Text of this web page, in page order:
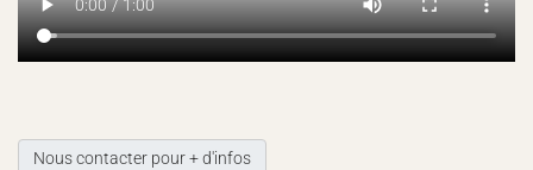
Nous contacter pour + d'infos